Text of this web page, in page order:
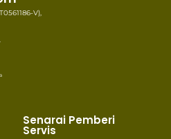
V),
Senarai Pemberi
Servis